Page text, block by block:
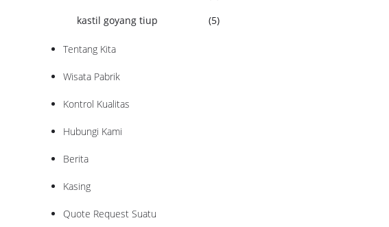
kastil goyang tiup
(5)
Tentang Kita
Wisata Pabrik
Kontrol Kualitas
Hubungi Kami
Berita
Kasing
Quote Request Suatu